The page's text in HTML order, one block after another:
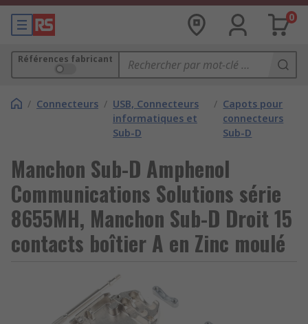
0
Références fabricant
/ Connecteurs / USB, Connecteurs
informatiques et
Sub-D
/ Capots pour
connecteurs
Sub-D
Manchon Sub-D Amphenol
Communications Solutions série
8655MH, Manchon Sub-D Droit 15
contacts boîtier A en Zinc moulé